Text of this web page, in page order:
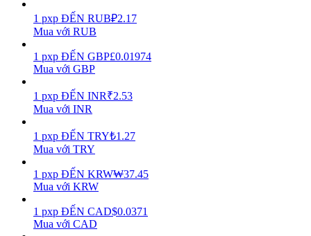
Power Piggy
Làm cho tài sản của bạn tăng giá trị đều đặn
Staking
Lợi nhuận cao và truy cập ngay lập tức
1 pxp ĐẾN RUB₽2.17
Mua với RUB
1 pxp ĐẾN GBP£0.01974
Mua với GBP
1 pxp ĐẾN INR₹2.53
Mua với INR
1 pxp ĐẾN TRY₺1.27
Mua với TRY
1 pxp ĐẾN KRW₩37.45
Mua với KRW
1 pxp ĐẾN CAD$0.0371
Mua với CAD